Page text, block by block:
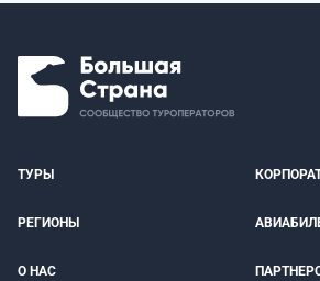
ТУРЫ
РЕГИОНЫ
О НАС